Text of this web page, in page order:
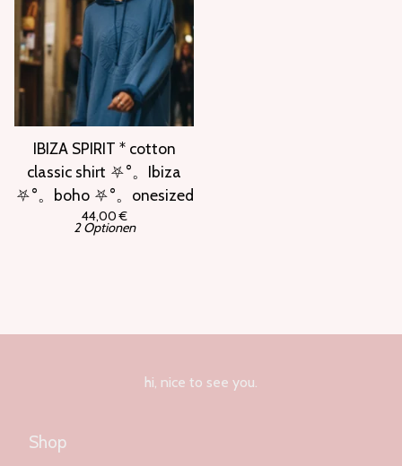
IBIZA SPIRIT * cotton
classic shirt ⛧°。Ibiza
⛧°。boho ⛧°。onesized
44,00€
2 Optionen
hi, nice to see you.
Shop